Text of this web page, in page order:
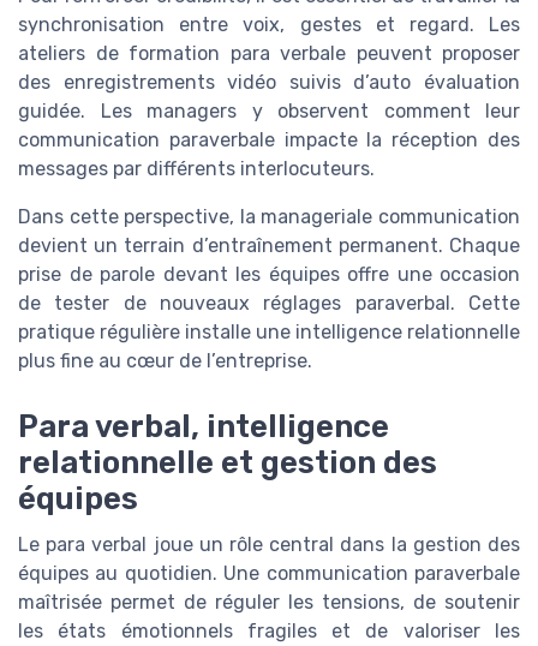
synchronisation entre voix, gestes et regard. Les
ateliers de formation para verbale peuvent proposer
des enregistrements vidéo suivis d’auto évaluation
guidée. Les managers y observent comment leur
communication paraverbale impacte la réception des
messages par différents interlocuteurs.
Dans cette perspective, la manageriale communication
devient un terrain d’entraînement permanent. Chaque
prise de parole devant les équipes offre une occasion
de tester de nouveaux réglages paraverbal. Cette
pratique régulière installe une intelligence relationnelle
plus fine au cœur de l’entreprise.
Para verbal, intelligence
relationnelle et gestion des
équipes
Le para verbal joue un rôle central dans la gestion des
équipes au quotidien. Une communication paraverbale
maîtrisée permet de réguler les tensions, de soutenir
les états émotionnels fragiles et de valoriser les